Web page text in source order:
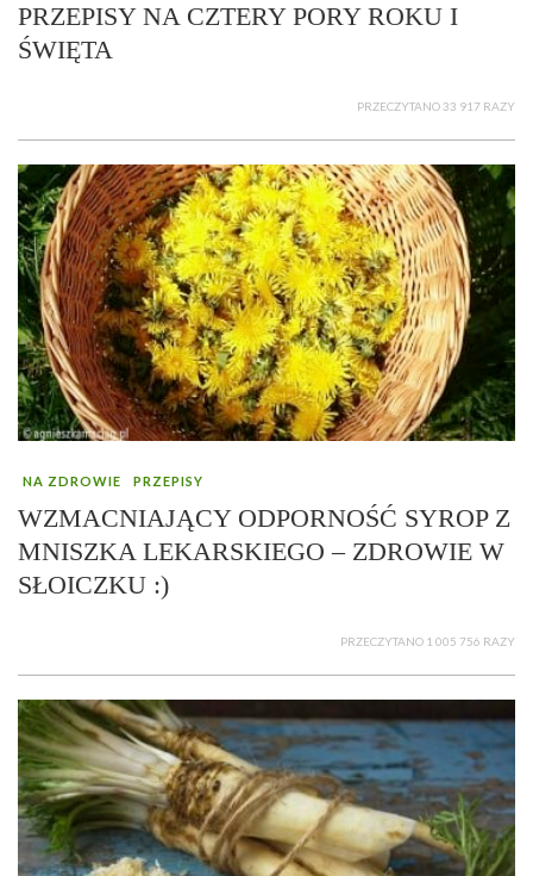
PRZEPISY NA CZTERY PORY ROKU I
ŚWIĘTA
PRZECZYTANO 33 917 RAZY
NA ZDROWIE PRZEPISY
WZMACNIAJĄCY ODPORNOŚĆ SYROP Z
MNISZKA LEKARSKIEGO – ZDROWIE W
SŁOICZKU :)
PRZECZYTANO 1 005 756 RAZY